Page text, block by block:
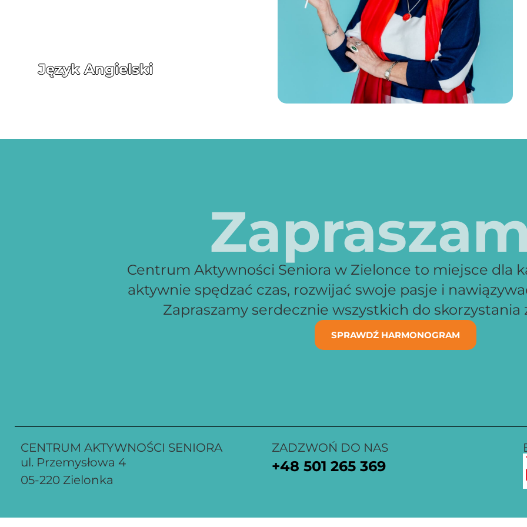
Język Angielski
Centrum Aktywności Seniora w Zielonce to miejsce dla
aktywnie spędzać czas, rozwijać swoje pasje i
Zapraszamy serdecznie wszystkich do skorzystania
SPRAWDŹ HARMONOGRAM
CENTRUM AKTYWNOŚCI SENIORA
ul. Przemysłowa 4
05-220 Zielonka
ZADZWOŃ DO NAS
+48501 265 369